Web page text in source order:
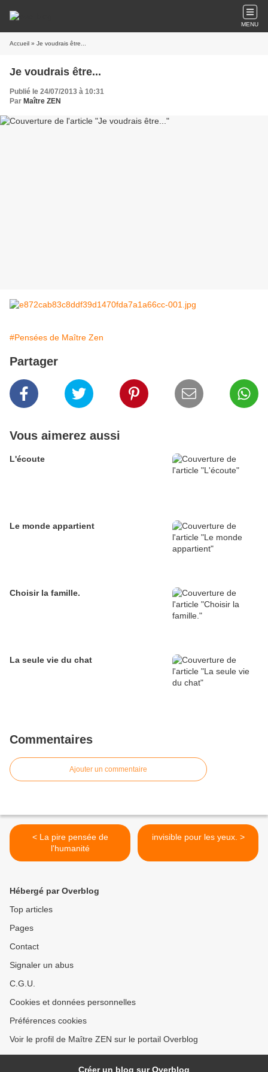
MENU
Accueil » Je voudrais être...
Je voudrais être...
Publié le 24/07/2013 à 10:31
Par Maître ZEN
#Pensées de Maître Zen
Partager
Vous aimerez aussi
L'écoute
Le monde appartient
Choisir la famille.
La seule vie du chat
Commentaires
Ajouter un commentaire
< La pire pensée de
l'humanité
invisible pour les yeux. >
Hébergé par Overblog
Top articles
Pages
Contact
Signaler un abus
C.G.U.
Cookies et données personnelles
Préférences cookies
Voir le profil de Maître ZEN sur le portail Overblog
Créer un blog sur Overblog